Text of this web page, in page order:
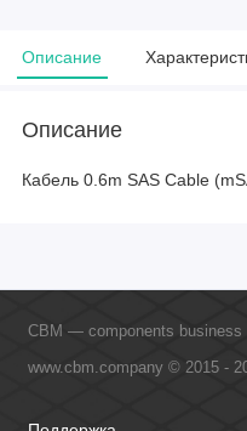
Описание
Описание
Кабель 0.6m SAS Cable
CBM — components business
www.cbm.company © 2015 -